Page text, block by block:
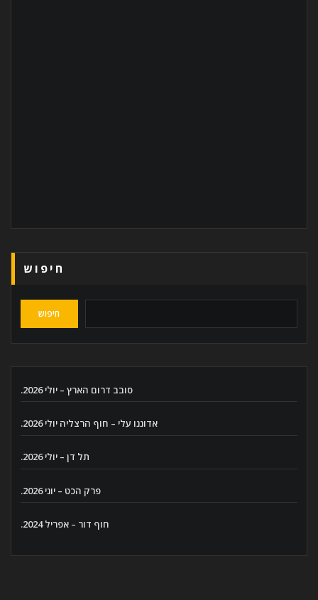
חיפוש
חיפוש
סובב דרום הארץ – יולי 2026.
אדוננו עלי – חוף הרצליה יולי 2026.
תל דן – יולי 2026.
פרק הכט – יוני 2026.
חוף דור – אפריל 2024.